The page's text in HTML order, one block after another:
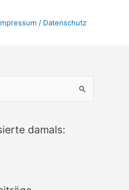
/ Datenschutz
damals: